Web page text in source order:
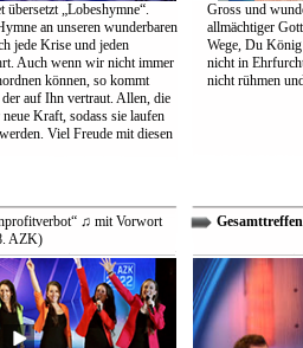
übersetzt „Lobeshymne“.
an unseren wunderbaren
jede Krise und jeden
Auch wenn wir nicht immer
können, so kommt
auf Ihn vertraut. Allen, die
Kraft, sodass sie laufen
Viel Freude mit diesen
Gross und
allmächtiger
Wege, Du
nicht in
nicht rühmen
♫ mit Vorwort
AZK)